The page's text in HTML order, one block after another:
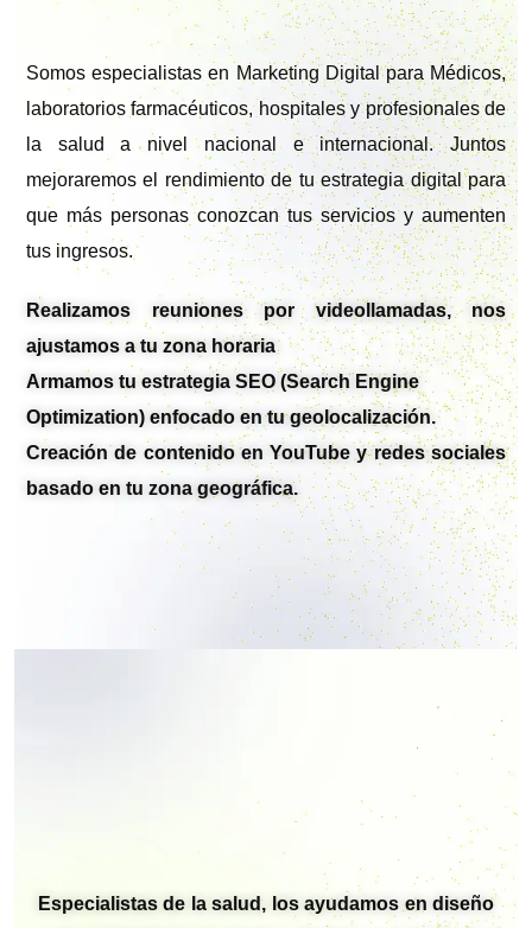
Somos especialistas en Marketing Digital para Médicos,
laboratorios farmacéuticos, hospitales y profesionales de
la salud a nivel nacional e internacional. Juntos
mejoraremos el rendimiento de tu estrategia digital para
que más personas conozcan tus servicios y aumenten
tus ingresos.
Realizamos reuniones por videollamadas, nos
ajustamos a tu zona horaria
Armamos tu estrategia SEO (Search Engine
Optimization) enfocado en tu geolocalización.
Creación de contenido en YouTube y redes sociales
basado en tu zona geográfica.
Especialistas de la salud, los ayudamos en diseño